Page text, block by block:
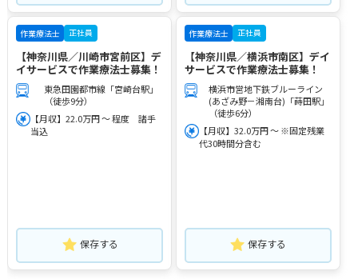
作業療法士 正社員
【神奈川県／川崎市宮前区】デ
イサービスで作業療法士募集！
東急田園都市線「宮崎台駅」
（徒歩9分）
【月収】22.0万円 ～ 程度 諸手
当込
保存する
作業療法士 正社員
【神奈川県／横浜市南区】デイ
サービスで作業療法士募集！
横浜市営地下鉄ブルーライン
(あざみ野－湘南台)「蒔田駅」
（徒歩6分）
【月収】32.0万円 ～ ※固定残業
代30時間分含む
保存する